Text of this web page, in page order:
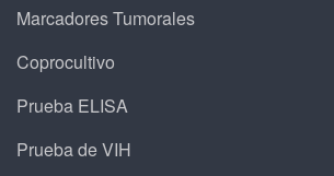
Marcadores Tumorales
Coprocultivo
Prueba ELISA
Prueba de VIH